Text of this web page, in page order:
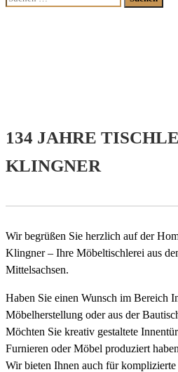
nach:
134 JAHRE
KLINGNER
Wir begrüßen Sie herzlich auf der
Klingner – Ihre Möbeltischlerei aus
Mittelsachsen.
Haben Sie einen Wunsch im Bereich
Möbelherstellung oder aus der
Möchten Sie kreativ gestaltete
Furnieren oder Möbel produziert
Wir bieten Ihnen auch für